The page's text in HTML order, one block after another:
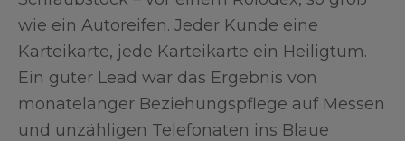
wie ein Autoreifen. Jeder Kunde eine
Karteikarte, jede Karteikarte ein Heiligtum.
Ein guter Lead war das Ergebnis von
monatelanger Beziehungspflege auf Messen
und unzähligen Telefonaten ins Blaue